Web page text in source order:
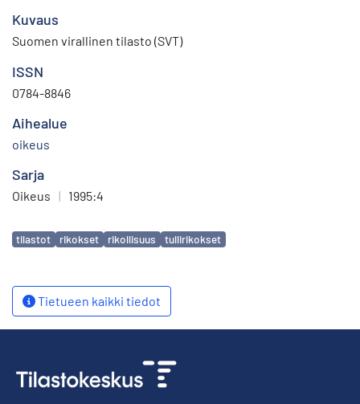
Kuvaus
Suomen virallinen tilasto (SVT)
ISSN
0784-8846
Aihealue
oikeus
Sarja
Oikeus | 1995:4
Avainsanat
tilastot rikokset rikollisuus tullirikokset
Tietueen kaikki tiedot